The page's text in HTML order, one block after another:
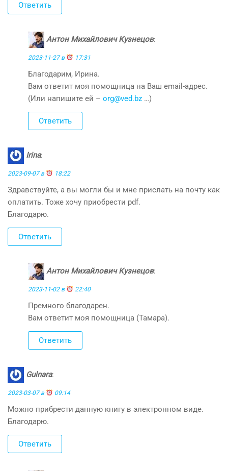
Ответить
Антон Михайлович Кузнецов:
2023-11-27 в 17:31
Благодарим, Ирина.
Вам ответит моя помощница на Ваш email-адрес.
(Или напишите ей – org@ved.bz …)
Ответить
Irina:
2023-09-07 в 18:22
Здравствуйте, а вы могли бы и мне прислать на почту как
оплатить. Тоже хочу приобрести pdf.
Благодарю.
Ответить
Антон Михайлович Кузнецов:
2023-11-02 в 22:40
Премного благодарен.
Вам ответит моя помощница (Тамара).
Ответить
Gulnara:
2023-03-07 в 09:14
Можно прибрести данную книгу в электронном виде.
Благодарю.
Ответить